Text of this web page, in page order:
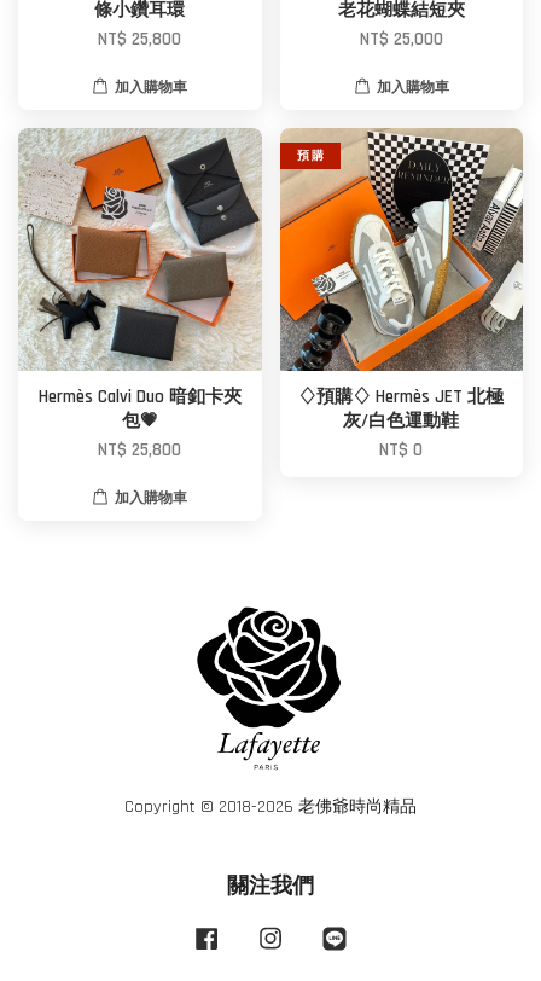
條小鑽耳環
NT$ 25,800
加入購物車
老花蝴蝶結短夾
NT$ 25,000
加入購物車
Hermès Calvi Duo 暗釦卡夾
包💗
NT$ 25,800
加入購物車
預 購
♢預購♢ Hermès JET 北極
灰/白色運動鞋
NT$ 0
Copyright © 2018-2026 老佛爺時尚精品
關注我們
Facebook Instagram